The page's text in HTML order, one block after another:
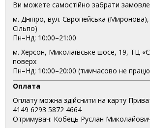
Ви можете самостійно забрати
м. Дніпро, вул. Європейська
Сільпо)
Пн–Нд: 10:00–21:00
м. Херсон, Миколаївське шосе, 19, ТЦ
поверх
Пн–Нд: 10:00–20:00 (тимчасово не
Оплата
Оплату можна здійснити на карту
4149 6293 5872 4664
Отримувач: Кобець Руслан